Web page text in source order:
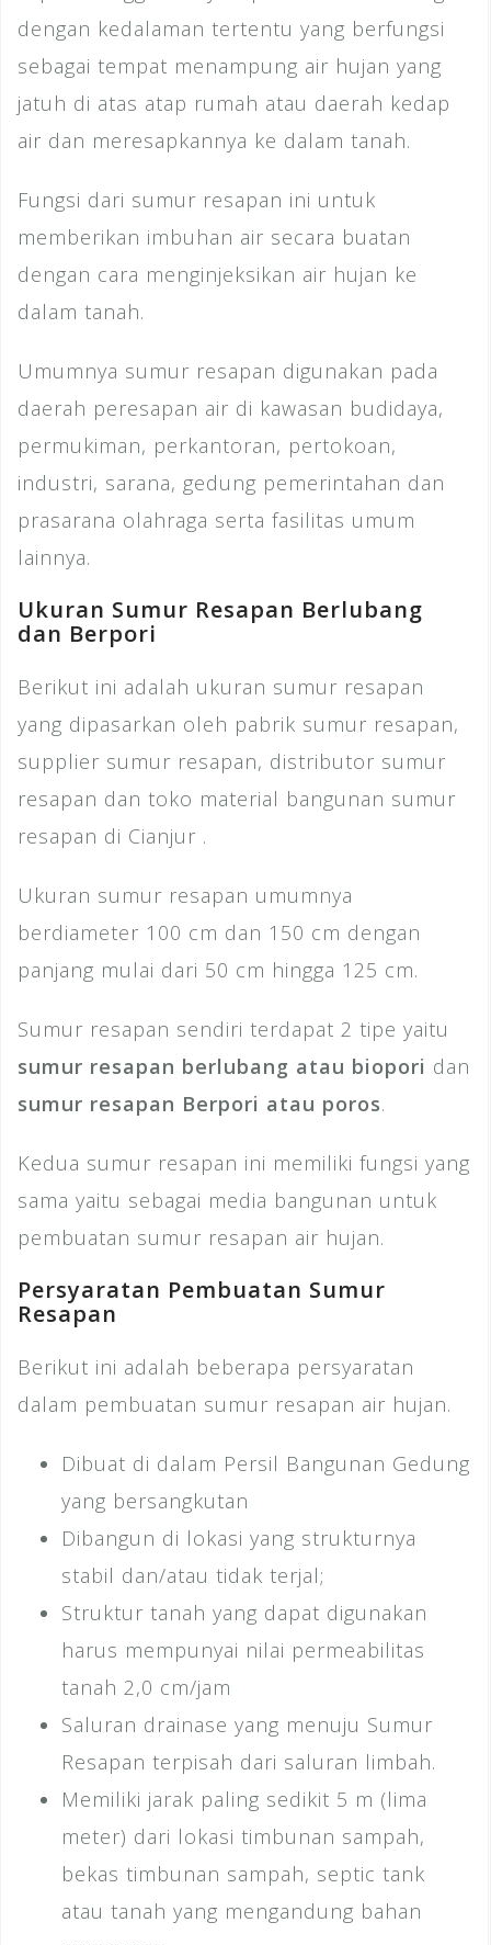
dengan kedalaman tertentu yang berfungsi
sebagai tempat menampung air hujan yang
jatuh di atas atap rumah atau daerah kedap
air dan meresapkannya ke dalam tanah.
Fungsi dari sumur resapan ini untuk
memberikan imbuhan air secara buatan
dengan cara menginjeksikan air hujan ke
dalam tanah.
Umumnya sumur resapan digunakan pada
daerah peresapan air di kawasan budidaya,
permukiman, perkantoran, pertokoan,
industri, sarana, gedung pemerintahan dan
prasarana olahraga serta fasilitas umum
lainnya.
Ukuran Sumur Resapan Berlubang
dan Berpori
Berikut ini adalah ukuran sumur resapan
yang dipasarkan oleh pabrik sumur resapan,
supplier sumur resapan, distributor sumur
resapan dan toko material bangunan sumur
resapan di Cianjur .
Ukuran sumur resapan umumnya
berdiameter 100 cm dan 150 cm dengan
panjang mulai dari 50 cm hingga 125 cm.
Sumur resapan sendiri terdapat 2 tipe yaitu
sumur resapan berlubang atau biopori dan
sumur resapan Berpori atau poros.
Kedua sumur resapan ini memiliki fungsi yang
sama yaitu sebagai media bangunan untuk
pembuatan sumur resapan air hujan.
Persyaratan Pembuatan Sumur
Resapan
Berikut ini adalah beberapa persyaratan
dalam pembuatan sumur resapan air hujan.
Dibuat di dalam Persil Bangunan Gedung
yang bersangkutan
Dibangun di lokasi yang strukturnya
stabil dan/atau tidak terjal;
Struktur tanah yang dapat digunakan
harus mempunyai nilai permeabilitas
tanah 2,0 cm/jam
Saluran drainase yang menuju Sumur
Resapan terpisah dari saluran limbah.
Memiliki jarak paling sedikit 5 m (lima
meter) dari lokasi timbunan sampah,
bekas timbunan sampah, septic tank
atau tanah yang mengandung bahan